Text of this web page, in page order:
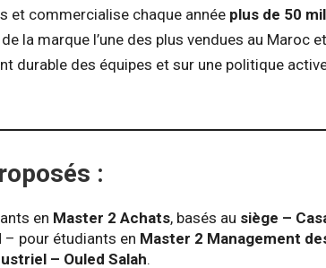
et commercialise chaque année plus de 50
la marque l’une des plus vendues au Maroc
durable des équipes et sur une politique
:
en Master 2 Achats, basés au siège –
– pour étudiants en Master 2 Management
– Ouled Salah.